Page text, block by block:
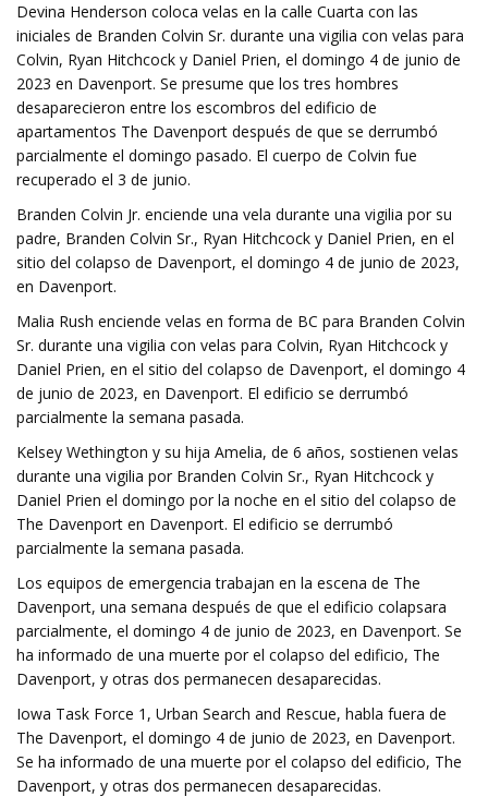
Devina Henderson coloca velas en la calle Cuarta con las
iniciales de Branden Colvin Sr. durante una vigilia con velas para
Colvin, Ryan Hitchcock y Daniel Prien, el domingo 4 de junio de
2023 en Davenport. Se presume que los tres hombres
desaparecieron entre los escombros del edificio de
apartamentos The Davenport después de que se derrumbó
parcialmente el domingo pasado. El cuerpo de Colvin fue
recuperado el 3 de junio.
Branden Colvin Jr. enciende una vela durante una vigilia por su
padre, Branden Colvin Sr., Ryan Hitchcock y Daniel Prien, en el
sitio del colapso de Davenport, el domingo 4 de junio de 2023,
en Davenport.
Malia Rush enciende velas en forma de BC para Branden Colvin
Sr. durante una vigilia con velas para Colvin, Ryan Hitchcock y
Daniel Prien, en el sitio del colapso de Davenport, el domingo 4
de junio de 2023, en Davenport. El edificio se derrumbó
parcialmente la semana pasada.
Kelsey Wethington y su hija Amelia, de 6 años, sostienen velas
durante una vigilia por Branden Colvin Sr., Ryan Hitchcock y
Daniel Prien el domingo por la noche en el sitio del colapso de
The Davenport en Davenport. El edificio se derrumbó
parcialmente la semana pasada.
Los equipos de emergencia trabajan en la escena de The
Davenport, una semana después de que el edificio colapsara
parcialmente, el domingo 4 de junio de 2023, en Davenport. Se
ha informado de una muerte por el colapso del edificio, The
Davenport, y otras dos permanecen desaparecidas.
Iowa Task Force 1, Urban Search and Rescue, habla fuera de
The Davenport, el domingo 4 de junio de 2023, en Davenport.
Se ha informado de una muerte por el colapso del edificio, The
Davenport, y otras dos permanecen desaparecidas.